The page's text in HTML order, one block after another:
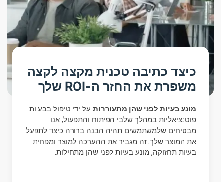
כיצד כתיבה טכנית מקצה לקצה
משפרת את החזר ה-ROI שלך
מונע בעיות לפני שהן מתעוררותעל ידי טיפול בבעיות
פוטנציאליות במהלך שלבי הפיתוח והתפעול, אנו
מבטיחים שלמשתמשים תהיה הבנה ברורה כיצד לתפעל
את המוצר שלך. זה מגביר את ההערכה למוצר ומפחית
בעיות תחזוקה, מונע בעיות לפני שהן מתחילות.